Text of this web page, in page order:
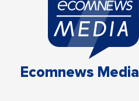
Ecomnews Media